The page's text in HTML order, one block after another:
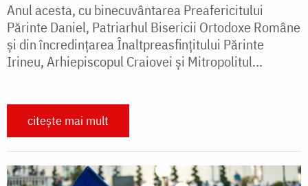
Anul acesta, cu binecuvântarea Preafericitului
Părinte Daniel, Patriarhul Bisericii Ortodoxe Române
şi din încredinţarea Înaltpreasfinţitului Părinte
Irineu, Arhiepiscopul Craiovei şi Mitropolitul...
citește mai mult